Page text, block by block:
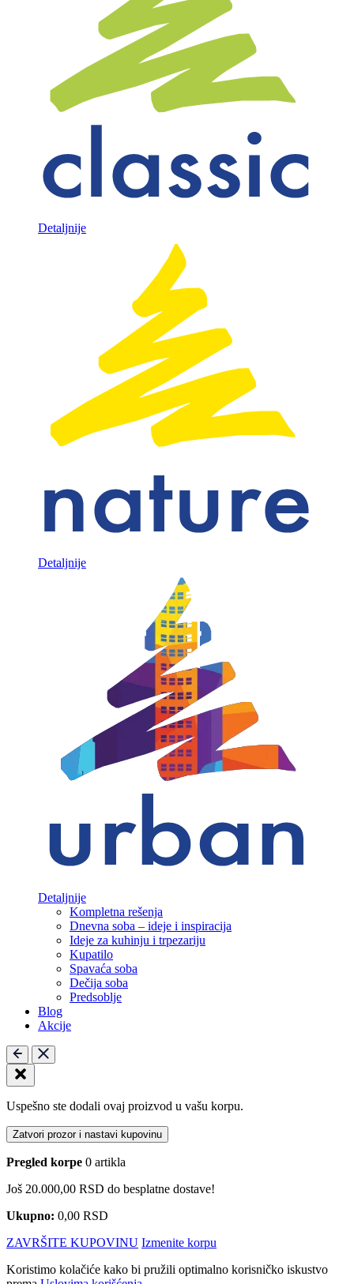
Detaljnije
Detaljnije
Detaljnije
Kompletna rešenja
Dnevna soba – ideje i inspiracija
Ideje za kuhinju i trpezariju
Kupatilo
Spavaća soba
Dečija soba
Predsoblje
Blog
Akcije
Uspešno ste dodali ovaj proizvod u vašu korpu.
Zatvori prozor i nastavi kupovinu
Pregled korpe 0 artikla
Još 20.000,00 RSD do besplatne dostave!
Ukupno: 0,00 RSD
ZAVRŠITE KUPOVINU Izmenite korpu
Koristimo kolačiće kako bi pružili optimalno korisničko iskustvo